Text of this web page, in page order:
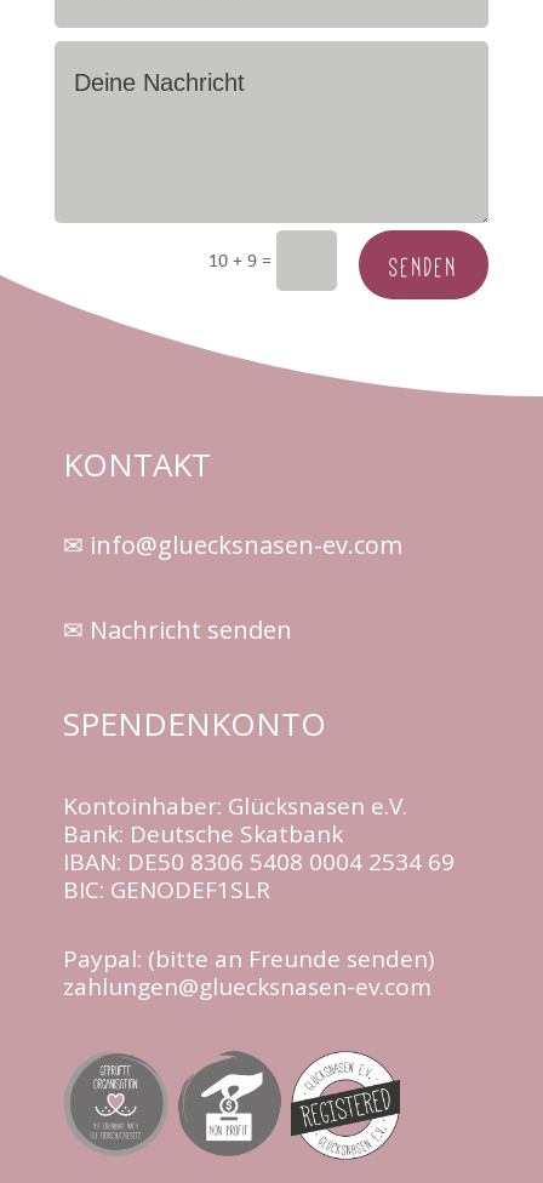
10 + 9 = SENDEN
KONTAKT
✉ info@gluecksnasen-ev.com
✉ Nachricht senden
SPENDENKONTO
Kontoinhaber: Glücksnasen e.V.
Bank: Deutsche Skatbank
IBAN: DE50 8306 5408 0004 2534 69
BIC: GENODEF1SLR
Paypal: (bitte an Freunde senden)
zahlungen@gluecksnasen-ev.com